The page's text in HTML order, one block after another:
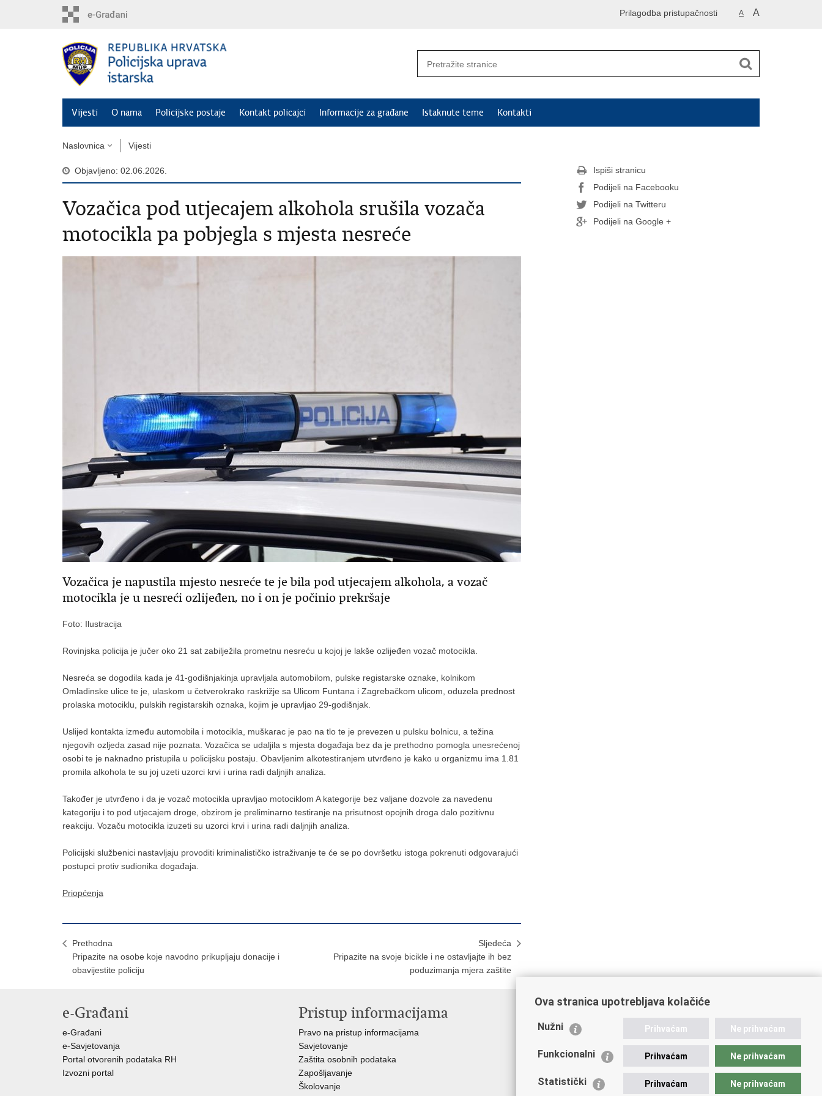
A A
Prilagodba pristupačnosti
Vijesti O nama Policijske postaje Kontakt policajci Informacije za građane Istaknute teme Kontakti
Naslovnica Vijesti
Objavljeno: 02.06.2026.
Vozačica pod utjecajem alkohola srušila vozača
motocikla pa pobjegla s mjesta nesreće
Vozačica je napustila mjesto nesreće te je bila pod utjecajem alkohola, a vozač
motocikla je u nesreći ozlijeđen, no i on je počinio prekršaje
Foto: Ilustracija
Rovinjska policija je jučer oko 21 sat zabilježila prometnu nesreću u kojoj je lakše ozlijeđen vozač motocikla.
Nesreća se dogodila kada je 41-godišnjakinja upravljala automobilom, pulske registarske oznake, kolnikom
Omladinske ulice te je, ulaskom u četverokrako raskrižje sa Ulicom Funtana i Zagrebačkom ulicom, oduzela prednost
prolaska motociklu, pulskih registarskih oznaka, kojim je upravljao 29-godišnjak.
Uslijed kontakta između automobila i motocikla, muškarac je pao na tlo te je prevezen u pulsku bolnicu, a težina
njegovih ozljeda zasad nije poznata. Vozačica se udaljila s mjesta događaja bez da je prethodno pomogla unesrećenoj
osobi te je naknadno pristupila u policijsku postaju. Obavljenim alkotestiranjem utvrđeno je kako u organizmu ima 1.81
promila alkohola te su joj uzeti uzorci krvi i urina radi daljnjih analiza.
Također je utvrđeno i da je vozač motocikla upravljao motociklom A kategorije bez valjane dozvole za navedenu
kategoriju i to pod utjecajem droge, obzirom je preliminarno testiranje na prisutnost opojnih droga dalo pozitivnu
reakciju. Vozaču motocikla izuzeti su uzorci krvi i urina radi daljnjih analiza.
Policijski službenici nastavljaju provoditi kriminalističko istraživanje te će se po dovršetku istoga pokrenuti odgovarajući
postupci protiv sudionika događaja.
Priopćenja
Prethodna
Pripazite na osobe koje navodno prikupljaju donacije i
obavijestite policiju
Sljedeća
Pripazite na svoje bicikle i ne ostavljajte ih bez
poduzimanja mjera zaštite
Ispiši stranicu
Podijeli na Facebooku
Podijeli na Twitteru
Podijeli na Google +
e-Građani
e-Građani
e-Savjetovanja
Portal otvorenih podataka RH
Izvozni portal
Pristup informacijama
Pravo na pristup informacijama
Savjetovanje
Zaštita osobnih podataka
Zapošljavanje
Školovanje
Važne poveznice
Ministarstvo unutarnjih poslova
Udruge
Policijska akademija
Ova stranica upotrebljava kolačiće
Nužni Prihvaćam Ne prihvaćam
Funkcionalni Prihvaćam Ne prihvaćam
Statistički Prihvaćam Ne prihvaćam